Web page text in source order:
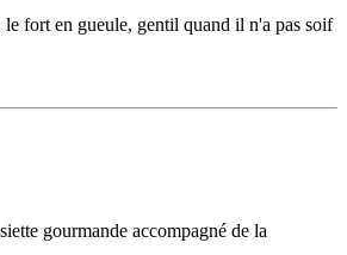
fort en gueule, gentil quand il n'a pas soif
gourmande accompagné de la